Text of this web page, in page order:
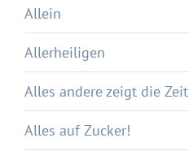
Allein
Allerheiligen
Alles andere zeigt die Zeit
Alles auf Zucker!